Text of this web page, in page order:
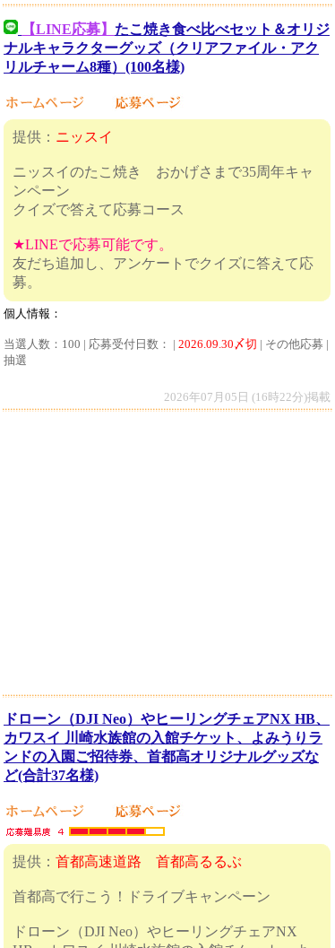
【LINE応募】 たこ焼き食べ比べセット＆オリジ
ナルキャラクターグッズ（クリアファイル・アク
リルチャーム8種）(100名様)
提供： ニッスイ
ニッスイのたこ焼き おかげさまで35周年キャ
ンペーン
クイズで答えて応募コース
★LINEで応募可能です。
友だち追加し、アンケートでクイズに答えて応
募。
個人情報：
当選人数：100 | 応募受付日数： | 2026.09.30〆切 | その他応募 |
抽選
2026年07月05日 (16時22分)掲載
ドローン（DJI Neo）やヒーリングチェアNX HB、
カワスイ 川崎水族館の入館チケット、よみうりラ
ンドの入園ご招待券、首都高オリジナルグッズな
ど(合計37名様)
提供： 首都高速道路 首都高るるぶ
首都高で行こう！ドライブキャンペーン
ドローン（DJI Neo）やヒーリングチェアNX